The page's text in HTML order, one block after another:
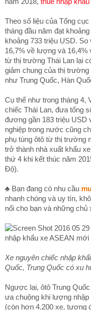
Theo số liệu của Tổng
tháng đầu năm đạt
khoảng 733 triệu USD.
16,7% về lượng và 16,4%
từ thị trường Thái Lan lại
giảm chung của thị
như Trung Quốc, Hàn
Cụ thể như trong tháng 4,
chiếc Thái Lan, đưa tổng
đương gần 183 triệu USD
nghiệp trong nước cũng
phụ tùng ôtô từ thị trường
trở thành nhà xuất khẩu
thứ 4 khi kết thúc năm
Độ).
♣ Bạn đang có nhu cầu
nhanh chóng và uy tín,
nối cho bạn và những chủ
Xe nguyên chiếc nhập
Quốc, Trung Quốc có xu
Ngược lại, ôtô Trung
ưa chuộng khi lượng
(còn hơn 4.200 xe, tương